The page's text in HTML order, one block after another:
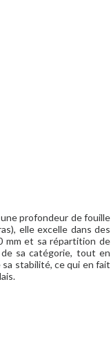
profondeur de fouille
elle excelle dans des
mm et sa répartition de
sa catégorie, tout en
stabilité, ce qui en fait